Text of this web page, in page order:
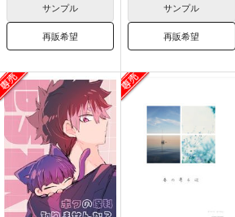
サンプル
再販希望
サンプル
再販希望